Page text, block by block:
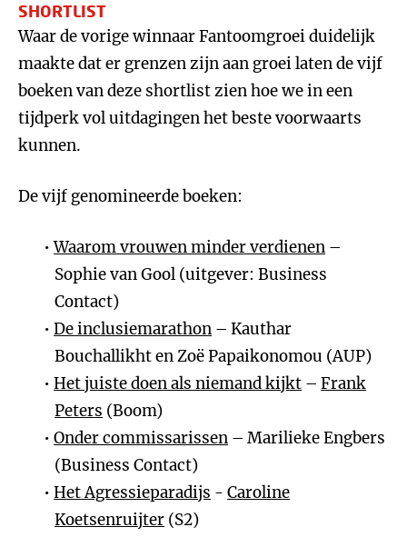
SHORTLIST
Waar de vorige winnaar Fantoomgroei duidelijk
maakte dat er grenzen zijn aan groei laten de vijf
boeken van deze shortlist zien hoe we in een
tijdperk vol uitdagingen het beste voorwaarts
kunnen.
De vijf genomineerde boeken:
Waarom vrouwen minder verdienen –
Sophie van Gool (uitgever: Business
Contact)
De inclusiemarathon – Kauthar
Bouchallikht en Zoë Papaikonomou (AUP)
Het juiste doen als niemand kijkt –Frank
Peters (Boom)
Onder commissarissen – Marilieke Engbers
(Business Contact)
Het Agressieparadijs -Caroline
Koetsenruijter (S2)